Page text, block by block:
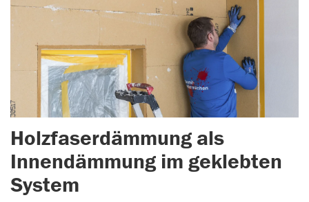
Holzfaserdämmung als
Innendämmung im geklebten
System